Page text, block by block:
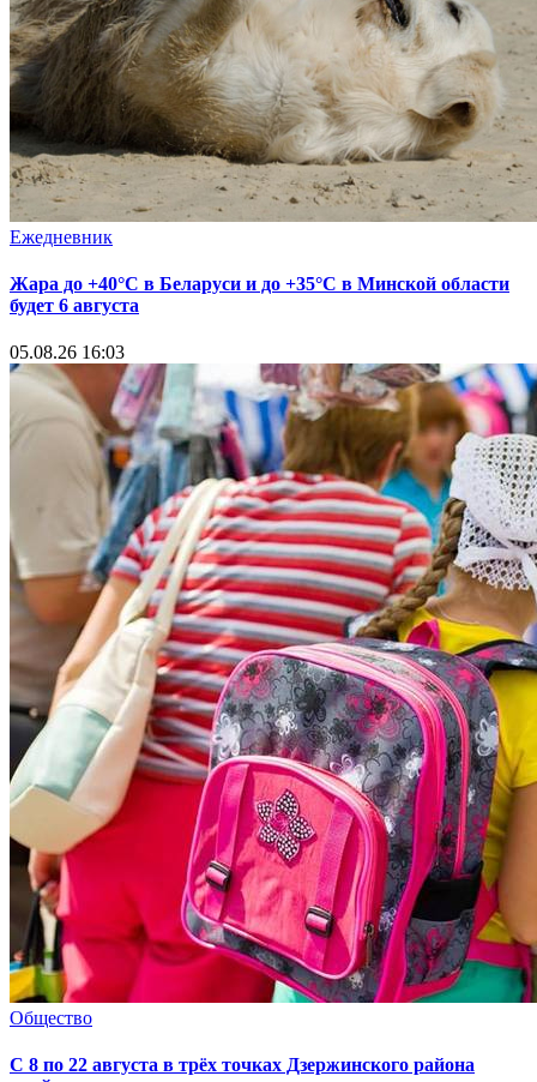
Ежедневник
Жара до +40°С в Беларуси и до +35°С в Минской области
будет 6 августа
05.08.26 16:03
Общество
С 8 по 22 августа в трёх точках Дзержинского района